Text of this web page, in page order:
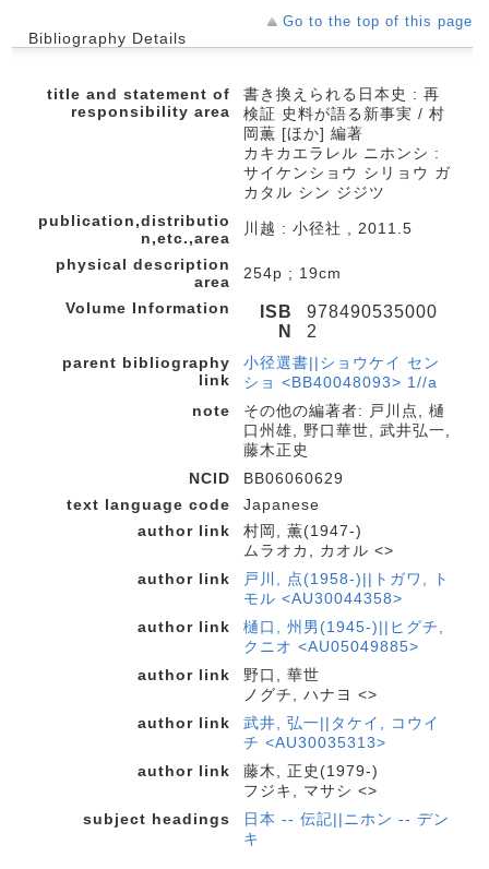
Go to the top of this page
Bibliography Details
title and statement of
responsibility area
書き換えられる日本史 : 再
検証 史料が語る新事実 / 村
岡薫 [ほか] 編著
カキカエラレル ニホンシ :
サイケンショウ シリョウ ガ
カタル シン ジジツ
publication,distributio
n,etc.,area
川越 : 小径社 , 2011.5
physical description
area
254p ; 19cm
Volume Information
ISB
N
978490535000
2
parent bibliography
link
小径選書||ショウケイ セン
ショ <BB40048093> 1//a
note
その他の編著者: 戸川点, 樋
口州雄, 野口華世, 武井弘一,
藤木正史
NCID
BB06060629
text language code
Japanese
author link
村岡, 薫(1947-)
ムラオカ, カオル <>
author link
戸川, 点(1958-)||トガワ, ト
モル <AU30044358>
author link
樋口, 州男(1945-)||ヒグチ,
クニオ <AU05049885>
author link
野口, 華世
ノグチ, ハナヨ <>
author link
武井, 弘一||タケイ, コウイ
チ <AU30035313>
author link
藤木, 正史(1979-)
フジキ, マサシ <>
subject headings
日本 -- 伝記||ニホン -- デン
キ